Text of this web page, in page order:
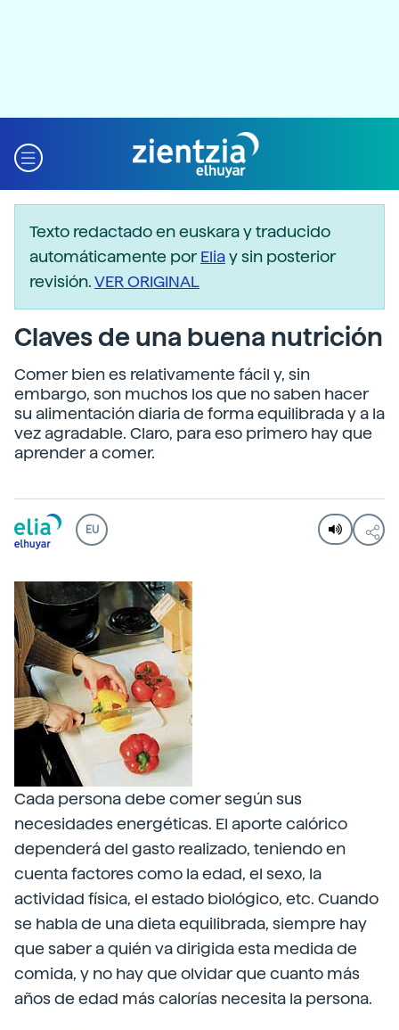
Texto redactado en euskara y traducido
automáticamente porEliay sin posterior
revisión.VER ORIGINAL
Claves de una buena nutrición
Comer bien es relativamente fácil y, sin
embargo, son muchos los que no saben hacer
su alimentación diaria de forma equilibrada y a la
vez agradable. Claro, para eso primero hay que
aprender a comer.
EU
Cada persona debe comer según sus
necesidades energéticas. El aporte calórico
dependerá del gasto realizado, teniendo en
cuenta factores como la edad, el sexo, la
actividad física, el estado biológico, etc. Cuando
se habla de una dieta equilibrada, siempre hay
que saber a quién va dirigida esta medida de
comida, y no hay que olvidar que cuanto más
años de edad más calorías necesita la persona.